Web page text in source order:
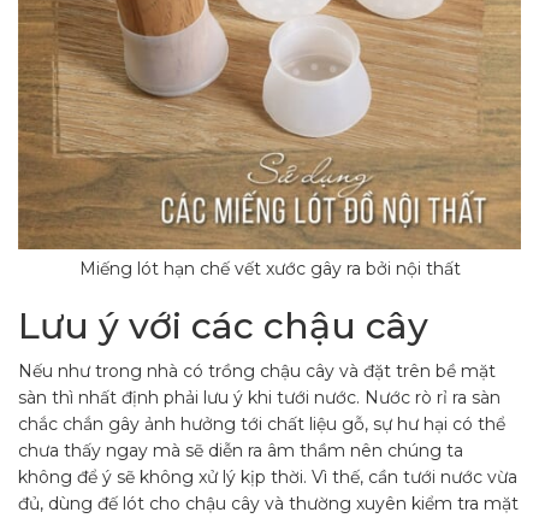
Miếng lót hạn chế vết xước gây ra bởi nội thất
Lưu ý với các chậu cây
Nếu như trong nhà có trồng chậu cây và đặt trên bề mặt
sàn thì nhất định phải lưu ý khi tưới nước. Nước rò rỉ ra sàn
chắc chắn gây ảnh hưởng tới chất liệu gỗ, sự hư hại có thể
chưa thấy ngay mà sẽ diễn ra âm thầm nên chúng ta
không để ý sẽ không xử lý kịp thời. Vì thế, cần tưới nước vừa
đủ, dùng đế lót cho chậu cây và thường xuyên kiểm tra mặt